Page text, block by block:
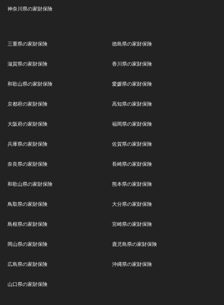
神奈川県の家財保険
三重県の家財保険
滋賀県の家財保険
和歌山県の家財保険
京都府の家財保険
大阪府の家財保険
兵庫県の家財保険
奈良県の家財保険
和歌山県の家財保険
鳥取県の家財保険
島根県の家財保険
岡山県の家財保険
広島県の家財保険
山口県の家財保険
徳島県の家財保険
香川県の家財保険
愛媛県の家財保険
高知県の家財保険
福岡県の家財保険
佐賀県の家財保険
長崎県の家財保険
熊本県の家財保険
大分県の家財保険
宮崎県の家財保険
鹿児島県の家財保険
沖縄県の家財保険